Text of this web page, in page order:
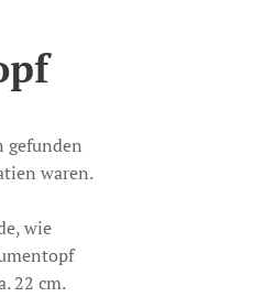
gefunden
waren.
wie
22 cm.